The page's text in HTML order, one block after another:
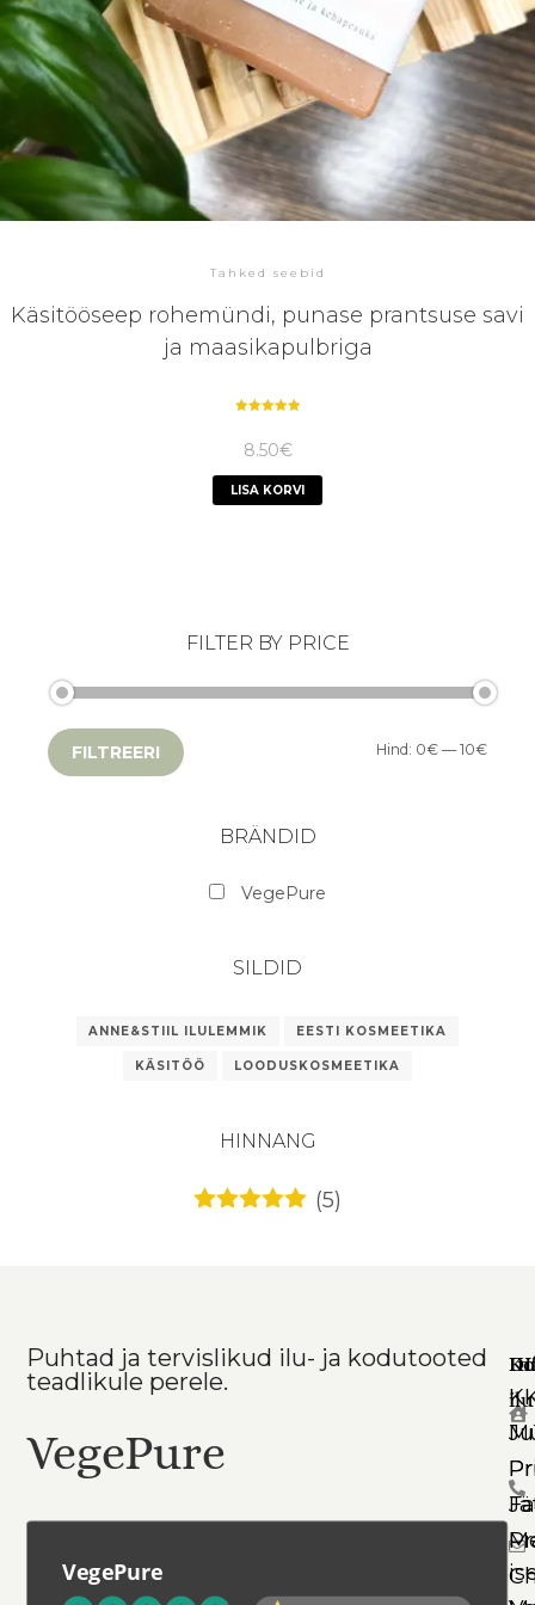
Tahked seebid
Käsitööseep rohemündi, punase prantsuse savi
ja maasikapulbriga
/ 5
8.50€
LISA KORVI
FILTER BY PRICE
FILTREERI Hind: 0€ —10€
BRÄNDID
VegePure
SILDID
ANNE&STIIL ILULEMMIK EESTI KOSMEETIKA
KÄSITÖÖ LOODUSKOSMEETIKA
HINNANG
(5)
Puhtad ja tervislikud ilu- ja kodutooted
teadlikule perele.
VegePure
VegePure